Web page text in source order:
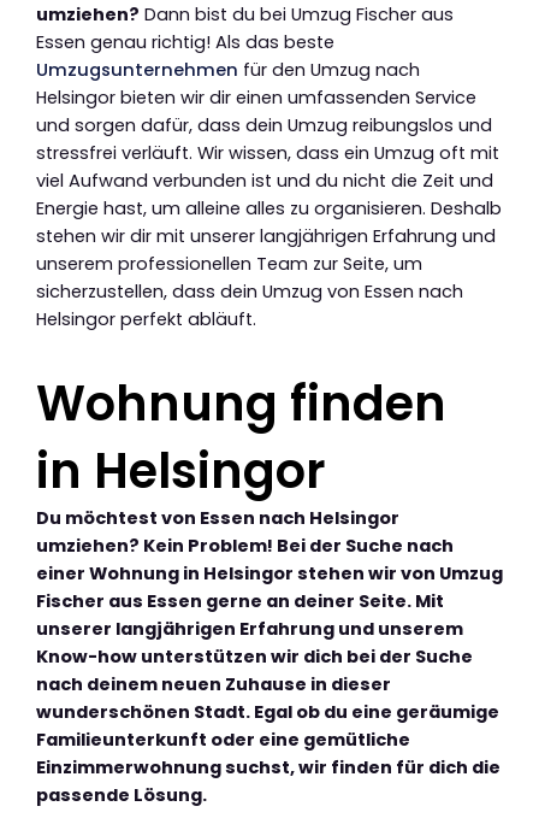
umziehen? Dann bist du bei Umzug Fischer aus
Essen genau richtig! Als das beste
Umzugsunternehmen für den Umzug nach
Helsingor bieten wir dir einen umfassenden Service
und sorgen dafür, dass dein Umzug reibungslos und
stressfrei verläuft. Wir wissen, dass ein Umzug oft mit
viel Aufwand verbunden ist und du nicht die Zeit und
Energie hast, um alleine alles zu organisieren. Deshalb
stehen wir dir mit unserer langjährigen Erfahrung und
unserem professionellen Team zur Seite, um
sicherzustellen, dass dein Umzug von Essen nach
Helsingor perfekt abläuft.
Wohnung finden
in Helsingor
Du möchtest von Essen nach Helsingor
umziehen? Kein Problem! Bei der Suche nach
einer Wohnung in Helsingor stehen wir von Umzug
Fischer aus Essen gerne an deiner Seite. Mit
unserer langjährigen Erfahrung und unserem
Know-how unterstützen wir dich bei der Suche
nach deinem neuen Zuhause in dieser
wunderschönen Stadt. Egal ob du eine geräumige
Familieunterkunft oder eine gemütliche
Einzimmerwohnung suchst, wir finden für dich die
passende Lösung.